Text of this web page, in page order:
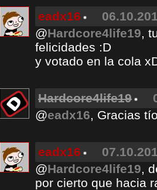
eadx16
@Hardcore4life19,
felicidades :D
y votado en la cola
Hardcore4life19
@eadx16, Gracias
eadx16
@Hardcore4life19,
por cierto que hacia